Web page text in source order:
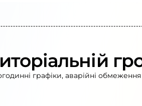
графіки, аварійні